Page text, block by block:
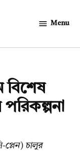
Menu
পরিকল্পনা
প্লেন) চালুর